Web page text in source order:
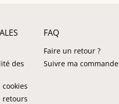
des
retours
FAQ
Faire un retour ?
Suivre ma commande